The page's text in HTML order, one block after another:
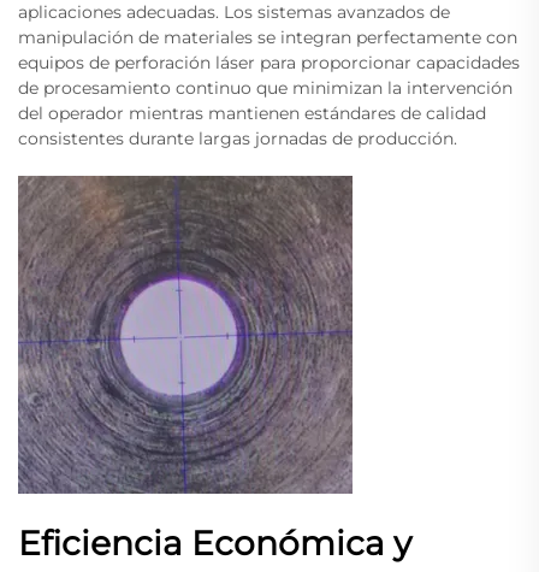
aplicaciones adecuadas. Los sistemas avanzados de
manipulación de materiales se integran perfectamente con
equipos de perforación láser para proporcionar capacidades
de procesamiento continuo que minimizan la intervención
del operador mientras mantienen estándares de calidad
consistentes durante largas jornadas de producción.
Eficiencia Económica y